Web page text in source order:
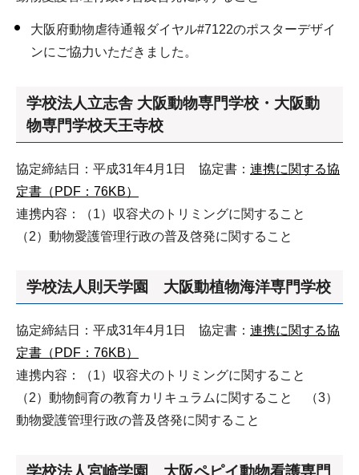
大阪府動物虐待通報ダイヤル#7122のポスターデザイ
ンにご協力いただきました。
学校法人立志舎 大阪動物専門学校・大阪動
物専門学校天王寺校
協定締結日：平成31年4月1日 協定書： 連携に関する協
定書（PDF：76KB）
連携内容：（1）収容犬のトリミングに関すること
（2）動物愛護管理行政の普及啓発に関すること
学校法人則天学園 大阪動植物海洋専門学校
協定締結日：平成31年4月1日 協定書： 連携に関する協
定書（PDF：76KB）
連携内容：（1）収容犬のトリミングに関すること
（2）動物飼育の教育カリキュラムに関すること （3）
動物愛護管理行政の普及啓発に関すること
学校法人宮崎学園 大阪ペピイ動物看護専門